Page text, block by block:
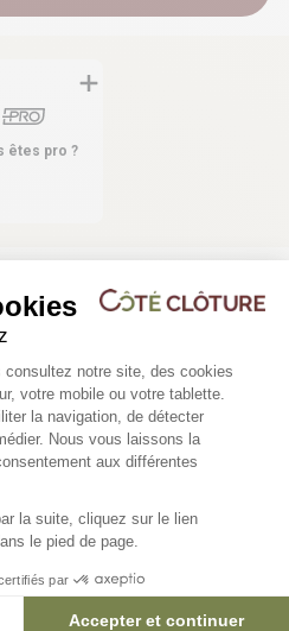
êtes pro ?
Poteau Acier clôture
ZENITH
85,72 €
du
notre site, des cookies
votre mobile ou votre tablette.
la navigation, de détecter
Nous vous laissons la
aux différentes
la suite, cliquez sur le lien
le pied de page.
par
Accepter et continuer
consent